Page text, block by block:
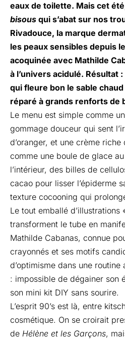
eaux de toilette. Mais cet
bisous qui s’abat sur nos
Rivadouce, la marque
les peaux sensibles depuis
acoquinée avec Mathilde
à l’univers acidulé. Résultat
qui fleure bon le sable
réparé à grands renforts de
Le menu est simple comme
gommage douceur qui sent
d’oranger, et une crème
comme une boule de glace
l’intérieur, des billes de
cacao pour lisser l’épiderme
texture cocooning qui
Le tout emballé d’illustrations
transforment le tube en
Mathilde Cabanas, connue
crayonnés et ses motifs
d’optimisme dans une
: impossible de dégainer son
son mini kit DIY sans sourire.
L’esprit 90’s est là, entre
cosmétique. On se croirait
de Hélène et les Garçons,